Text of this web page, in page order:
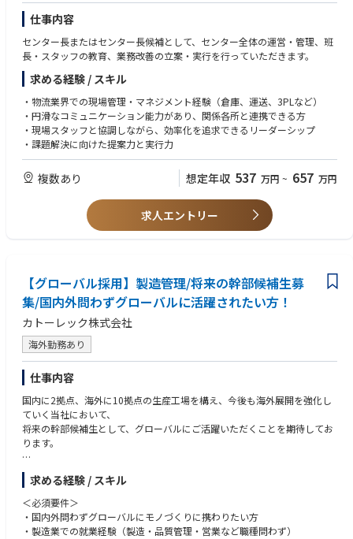
仕事内容
センター長またはセンター長候補として、センター全体の運営・管理、班
長・スタッフの教育、業務改善の立案・実行を行っていただきます。
求める経験 / スキル
・物流業界での現場管理・マネジメント経験（倉庫、運送、3PLなど）
・円滑なコミュニケーション能力があり、関係各所と連携できる方
・現場スタッフと協調しながら、効率化を追求できるリーダーシップ
・課題解決に向けた提案力と実行力
複数あり 想定年収 537 万円 ~ 657 万円
求人エントリー
【グローバル採用】製造管理/将来の幹部候補生募
集/国内外問わずグローバルに活躍されたい方！
カトーレック株式会社
海外勤務あり
仕事内容
国内に2拠点、海外に10拠点の生産工場を構え、今後も海外展開を強化し
ていく当社において、
将来の幹部候補生として、グローバルにご活躍いただくことを期待してお
ります。
【業務内容】
お客様（メーカー）より依頼を受けた製品（主に電子基板の実装や組立）
の製造に関わる業務全般をお任せいたします。
●基板実装（基板への電子部品のはんだ付け）における組立・加工
求める経験 / スキル
＜必須要件＞
・国内外問わずグローバルにモノづくりに携わりたい方
・製造業での就業経験（製造・品質管理・営業など職種問わず）